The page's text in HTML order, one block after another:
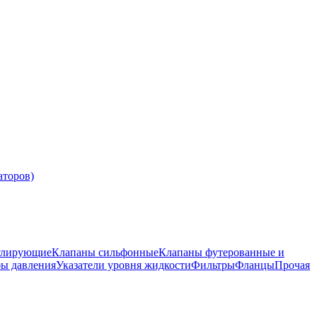
Клапаны сильфонныеКлапаны футерованные и
давленияУказатели уровня жидкостиФильтрыФланцыПрочая